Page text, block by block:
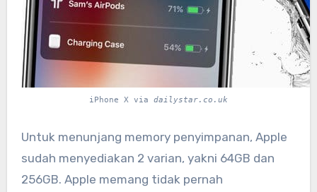
iPhone X via dailystar.co.uk
Untuk menunjang memory penyimpanan, Apple
sudah menyediakan 2 varian, yakni 64GB dan
256GB. Apple memang tidak pernah